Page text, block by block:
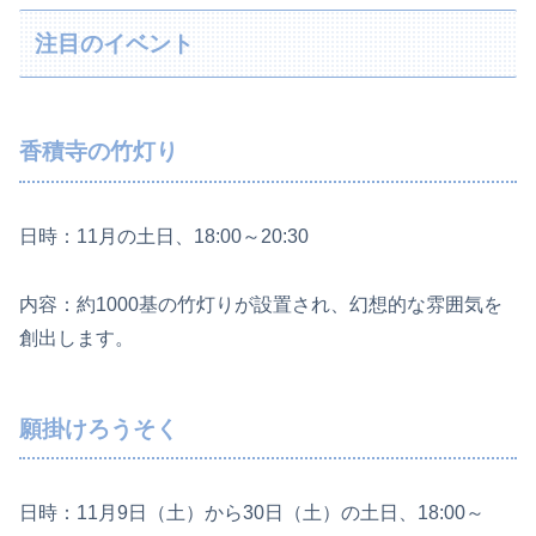
注目のイベント
香積寺の竹灯り
日時：11月の土日、18:00～20:30
内容：約1000基の竹灯りが設置され、幻想的な雰囲気を
創出します。
願掛けろうそく
日時：11月9日（土）から30日（土）の土日、18:00～